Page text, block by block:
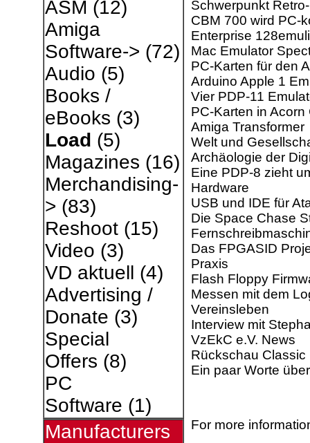
ASM (12)
Amiga
Software-> (72)
Audio (5)
Books /
eBooks (3)
Load (5)
Magazines (16)
Merchandising-
> (83)
Reshoot(15)
Video (3)
VD aktuell (4)
Advertising /
Donate (3)
Special
Offers (8)
PC
Software (1)
Manufacturers
Schwerpunkt
CBM 700 wird PC­-
Enterprise
Mac Emulator
PC­-Karten für den
Arduino Apple 1
Vier PDP­-11
PC-Karten in Acorn
Amiga Transformer
Welt und
Archäologie der
Eine PDP­-8 zieht
Hardware
USB und IDE für
Die Space Chase
Das FPGASID
Praxis
Flash Floppy­
Messen mit dem
Vereinsleben
Interview mit
VzEkC e.V. News
Rückschau
Ein paar Worte
For more